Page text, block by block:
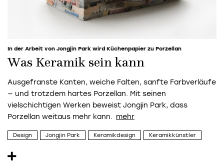
In der Arbeit von Jongjin Park wird Küchenpapier zu Porzellan
Was Keramik sein kann
Ausgefranste Kanten, weiche Falten, sanfte Farbverläufe
— und trotzdem hartes Porzellan. Mit seinen
vielschichtigen Werken beweist Jongjin Park, dass
Porzellan weitaus mehr kann.
Design Jongjin Park Keramikdesign Keramikkünstler